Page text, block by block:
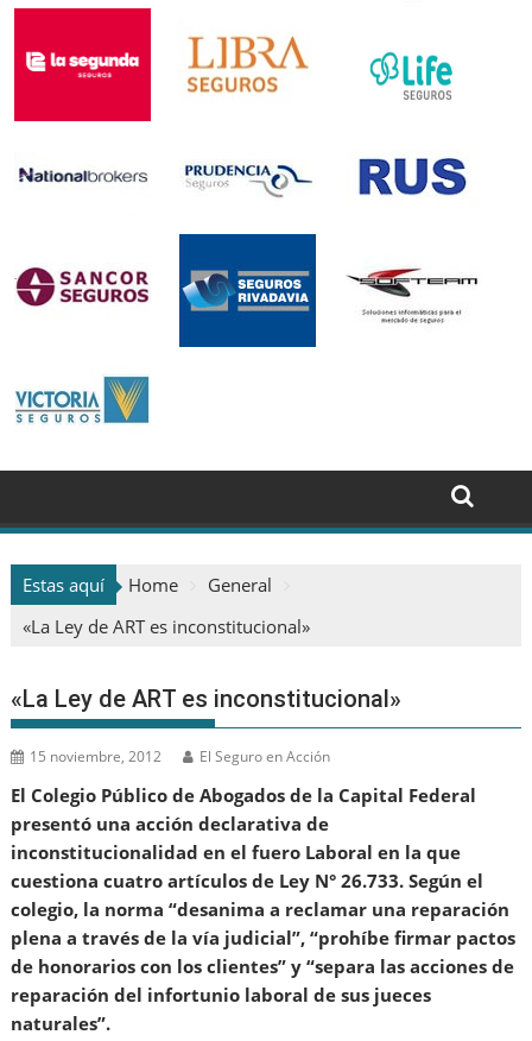
Estas aquí Home
General
«La Ley de ART es inconstitucional»
«La Ley de ART es inconstitucional»
15 noviembre, 2012 El Seguro en Acción
El Colegio Público de Abogados de la Capital Federal
presentó una acción declarativa de
inconstitucionalidad en el fuero Laboral en la que
cuestiona cuatro artículos de Ley N° 26.733. Según el
colegio, la norma “desanima a reclamar una reparación
plena a través de la vía judicial”, “prohíbe firmar pactos
de honorarios con los clientes” y “separa las acciones de
reparación del infortunio laboral de sus jueces
naturales”.